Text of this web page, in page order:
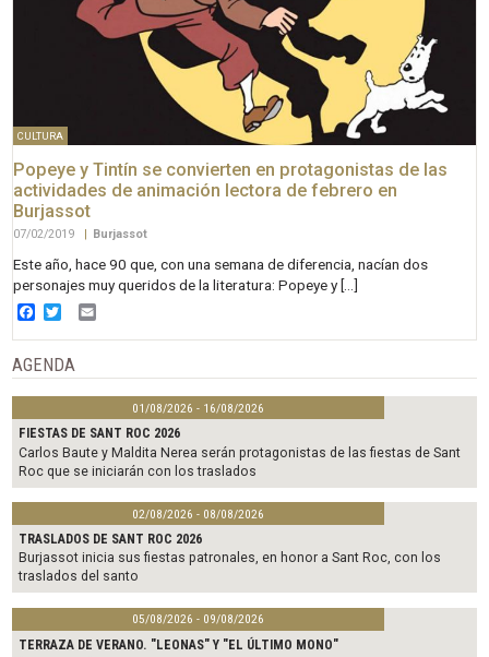
CULTURA
Popeye y Tintín se convierten en protagonistas de las
actividades de animación lectora de febrero en
Burjassot
07/02/2019 | Burjassot
Este año, hace 90 que, con una semana de diferencia, nacían dos
personajes muy queridos de la literatura: Popeye y […]
Facebook
Twitter
AGENDA
01/08/2026 - 16/08/2026
FIESTAS DE SANT ROC 2026
Carlos Baute y Maldita Nerea serán protagonistas de las fiestas de Sant
Roc que se iniciarán con los traslados
02/08/2026 - 08/08/2026
TRASLADOS DE SANT ROC 2026
Burjassot inicia sus fiestas patronales, en honor a Sant Roc, con los
traslados del santo
05/08/2026 - 09/08/2026
TERRAZA DE VERANO. "LEONAS" Y "EL ÚLTIMO MONO"